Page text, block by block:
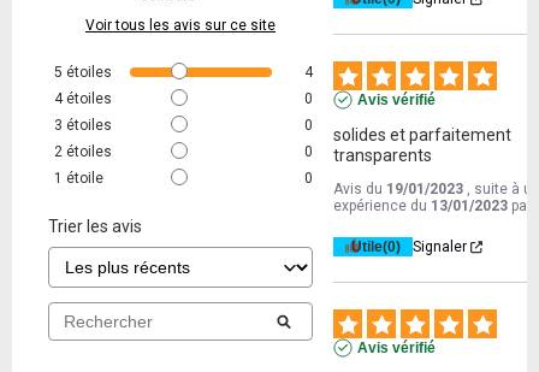
Voir tous les avis sur ce site
5 étoiles
4
4 étoiles
0
3 étoiles
0
2 étoiles
0
1 étoile 0
Trier les avis
Avis vérifié
solides et parfaitement
transparents
Avis du 19/01/2023 , suite à
expérience du 13/01/2023 par
Utile(0) Signaler
Avis vérifié